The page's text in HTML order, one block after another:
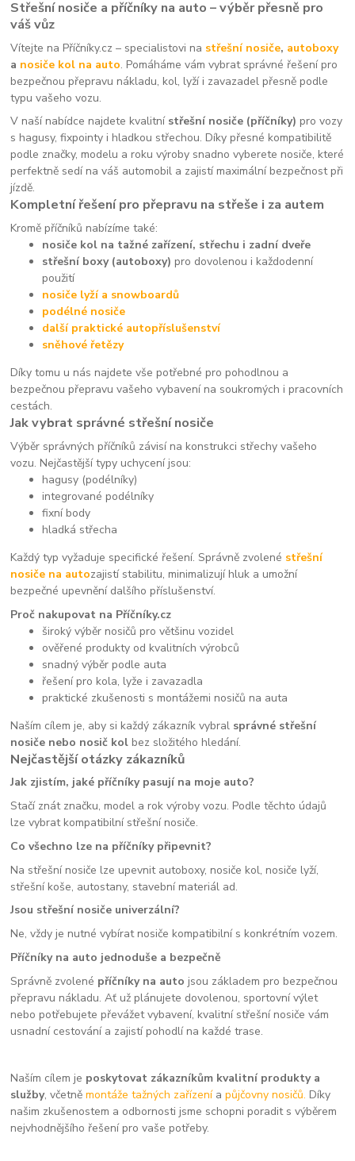
Střešní nosiče a příčníky na auto – výběr přesně pro
váš vůz
Vítejte na Příčníky.cz – specialistovi na střešní nosiče, autoboxy
a nosiče kol na auto. Pomáháme vám vybrat správné řešení pro
bezpečnou přepravu nákladu, kol, lyží i zavazadel přesně podle
typu vašeho vozu.
V naší nabídce najdete kvalitní střešní nosiče (příčníky) pro vozy
s hagusy, fixpointy i hladkou střechou. Díky přesné kompatibilitě
podle značky, modelu a roku výroby snadno vyberete nosiče, které
perfektně sedí na váš automobil a zajistí maximální bezpečnost při
jízdě.
Kompletní řešení pro přepravu na střeše i za autem
Kromě příčníků nabízíme také:
nosiče kol na tažné zařízení, střechu i zadní dveře
střešní boxy (autoboxy) pro dovolenou i každodenní
použití
nosiče lyží a snowboardů
podélné nosiče
další praktické autopříslušenství
sněhové řetězy
Díky tomu u nás najdete vše potřebné pro pohodlnou a
bezpečnou přepravu vašeho vybavení na soukromých i pracovních
cestách.
Jak vybrat správné střešní nosiče
Výběr správných příčníků závisí na konstrukci střechy vašeho
vozu. Nejčastější typy uchycení jsou:
hagusy (podélníky)
integrované podélníky
fixní body
hladká střecha
Každý typ vyžaduje specifické řešení. Správně zvolené střešní
nosiče na autozajistí stabilitu, minimalizují hluk a umožní
bezpečné upevnění dalšího příslušenství.
Proč nakupovat na Příčníky.cz
široký výběr nosičů pro většinu vozidel
ověřené produkty od kvalitních výrobců
snadný výběr podle auta
řešení pro kola, lyže i zavazadla
praktické zkušenosti s montážemi nosičů na auta
Naším cílem je, aby si každý zákazník vybral správné střešní
nosiče nebo nosič kol bez složitého hledání.
Nejčastější otázky zákazníků
Jak zjistím, jaké příčníky pasují na moje auto?
Stačí znát značku, model a rok výroby vozu. Podle těchto údajů
lze vybrat kompatibilní střešní nosiče.
Co všechno lze na příčníky připevnit?
Na střešní nosiče lze upevnit autoboxy, nosiče kol, nosiče lyží,
střešní koše, autostany, stavební materiál ad.
Jsou střešní nosiče univerzální?
Ne, vždy je nutné vybírat nosiče kompatibilní s konkrétním vozem.
Příčníky na auto jednoduše a bezpečně
Správně zvolené příčníky na auto jsou základem pro bezpečnou
přepravu nákladu. Ať už plánujete dovolenou, sportovní výlet
nebo potřebujete převážet vybavení, kvalitní střešní nosiče vám
usnadní cestování a zajistí pohodlí na každé trase.
Naším cílem je poskytovat zákazníkům kvalitní produkty a
služby, včetněmontáže tažných zařízení apůjčovny nosičů. Díky
našim zkušenostem a odbornosti jsme schopni poradit s výběrem
nejvhodnějšího řešení pro vaše potřeby.